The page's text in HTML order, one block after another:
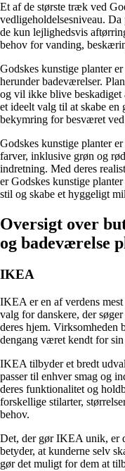
Et af de største træk ved
vedligeholdelsesniveau.
de kun lejlighedsvis
behov for vanding,
Godskes kunstige planter
herunder badeværelser.
og vil ikke blive
et ideelt valg til at skabe
bekymring for besværet
Godskes kunstige planter
farver, inklusive grøn og
indretning. Med deres
er Godskes kunstige
stil og skabe et hyggeligt
Oversigt over
og badeværelse
IKEA
IKEA er en af verdens
valg for danskere, der
deres hjem. Virksomheden
dengang været kendt for
IKEA tilbyder et bredt
passer til enhver smag og
deres funktionalitet og
forskellige stilarter,
behov.
Det, der gør IKEA unik, er
betyder, at kunderne selv
gør det muligt for dem at